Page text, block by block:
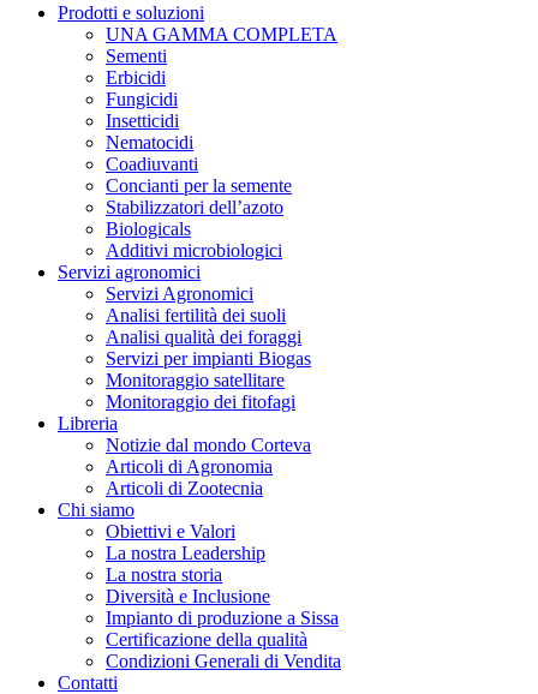
Prodotti e soluzioni
UNA GAMMA COMPLETA
Sementi
Erbicidi
Fungicidi
Insetticidi
Nematocidi
Coadiuvanti
Concianti per la semente
Stabilizzatori dell’azoto
Biologicals
Additivi microbiologici
Servizi agronomici
Servizi Agronomici
Analisi fertilità dei suoli
Analisi qualità dei foraggi
Servizi per impianti Biogas
Monitoraggio satellitare
Monitoraggio dei fitofagi
Libreria
Notizie dal mondo Corteva
Articoli di Agronomia
Articoli di Zootecnia
Chi siamo
Obiettivi e Valori
La nostra Leadership
La nostra storia
Diversità e Inclusione
Impianto di produzione a Sissa
Certificazione della qualità
Condizioni Generali di Vendita
Contatti